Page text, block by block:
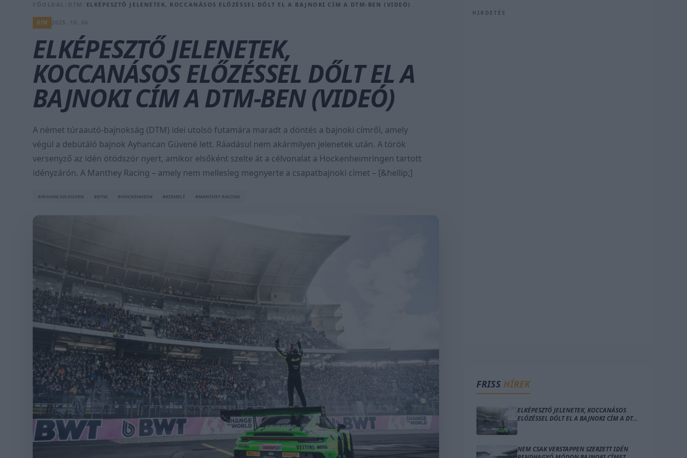
FŐOLDAL DTM ELKÉPESZTŐ JELENETEK, KOCCANÁSOS ELŐZÉSSEL DŐLT EL A BAJNOKI CÍM A DTM-BEN (VIDEÓ)
DTM
ELKÉPESZTŐ JELENETEK,
KOCCANÁSOS ELŐZÉSSEL DŐLT EL A
BAJNOKI CÍM A DTM-BEN (VIDEÓ)
A német túraautó-bajnokság (DTM) idei utolsó futamára maradt a döntés a bajnoki címről, amely
végül a debütáló bajnok Ayhancan Güvené lett. Ráadásul nem akármilyen jelenetek után. A török
versenyző az idén ötödször nyert, amikor elsőként szelte át a célvonalat a Hockenheimringen tartott
idényzárón. A Manthey Racing – amely nem mellesleg megnyerte a csapatbajnoki címet – [&hellip;]
#AYHANCAN GUVEN #DTM #HOCKENHEIM #KIEMELT #MANTHEY RACING
HIRDETÉS
FRISS HÍREK
ELKÉPESZTŐ JELENETEK, KOCCANÁSOS
ELŐZÉSSEL DŐLT EL A BAJNOKI CÍM A DTM-
BEN (VIDEÓ)
NEM CSAK VERSTAPPEN SZERZETT IDÉN